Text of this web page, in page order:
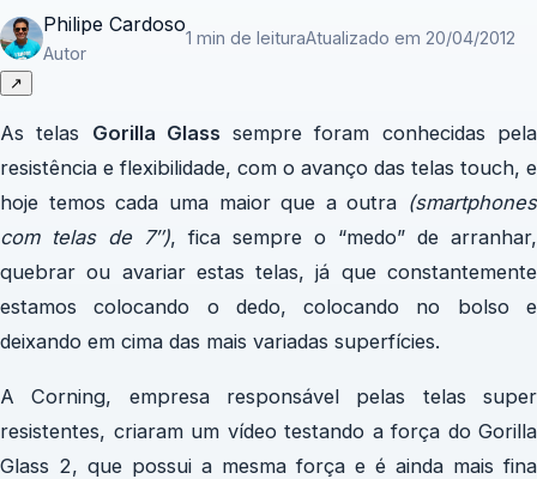
Philipe Cardoso
Autor
1 min de leituraAtualizado em 20/04/2012
↗
As telas Gorilla Glass sempre foram conhecidas pela
resistência e flexibilidade, com o avanço das telas touch, e
hoje temos cada uma maior que a outra (smartphones
com telas de 7″), fica sempre o “medo” de arranhar,
quebrar ou avariar estas telas, já que constantemente
estamos colocando o dedo, colocando no bolso e
deixando em cima das mais variadas superfícies.
A Corning, empresa responsável pelas telas super
resistentes, criaram um vídeo testando a força do Gorilla
Glass 2, que possui a mesma força e é ainda mais fina